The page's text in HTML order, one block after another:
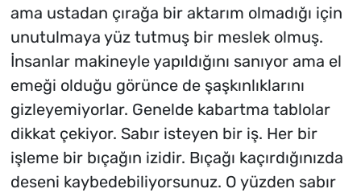
ama ustadan çırağa bir aktarım olmadığı için
unutulmaya yüz tutmuş bir meslek olmuş.
İnsanlar makineyle yapıldığını sanıyor ama el
emeği olduğu görünce de şaşkınlıklarını
gizleyemiyorlar. Genelde kabartma tablolar
dikkat çekiyor. Sabır isteyen bir iş. Her bir
işleme bir bıçağın izidir. Bıçağı kaçırdığınızda
deseni kaybedebiliyorsunuz. O yüzden sabır